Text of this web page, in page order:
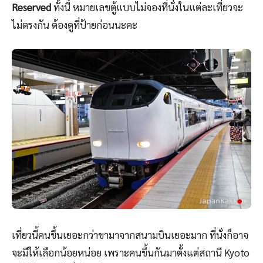
Reservedทั้งนี้ หมายเลขตู้แบบไม่จองที่นั่งในแต่ละเที่ยวจะ
ไม่ตรงกัน ต้องดูที่ป้ายก่อนนะคะ
เที่ยวนี้คนขึ้นเยอะกว่าขามาจากสนามบินเยอะมาก ที่นั่งก็อาจ
จะมีให้เลือกน้อยหน่อย เพราะคนขึ้นกันมาตั้งแต่สถานี Kyoto